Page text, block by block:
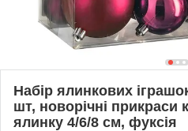
Набір ялинкових
шт, новорічні прикраси
ялинку 4/6/8 см, фуксія